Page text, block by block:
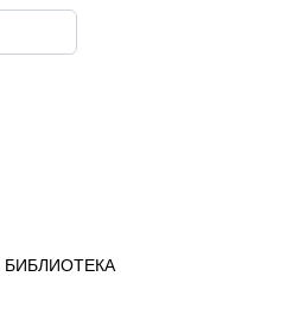
БИБЛИОТЕКА